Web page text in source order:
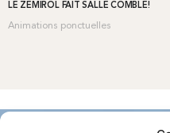
LE ZÉMIROL FAIT SALLE COMBLE!
Animations ponctuelles